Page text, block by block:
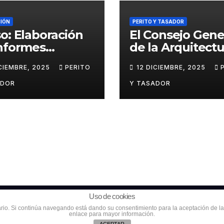
Elaboración
en el
penal
2025 PERITO
PERITO Y TASADOR
El Consejo
de la
huelga de los
tasadores
hipotecarios
12 DICIEMBRE, 2025
Y TASADOR
Política de
Uso de cookies
Si continúa navegando está dando su consentimiento para la aceptación de
enlace para mayor información.